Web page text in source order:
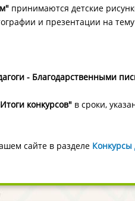
принимаются детские
и презентации на
- Благодарственными
конкурсов" в сроки,
сайте в разделе Конкурсы